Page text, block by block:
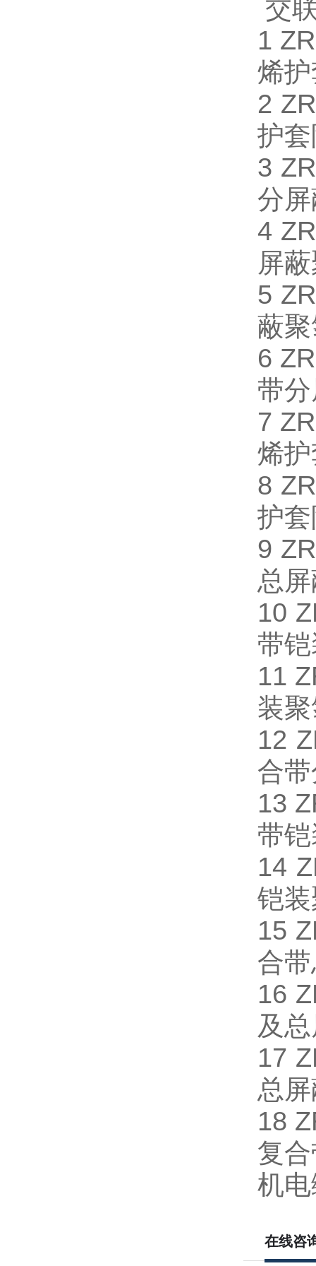
交
1
烯
2
护
3
分
4
屏
5
蔽
6
带
7
烯
8
护
9
总
10
带
11
装
12
合
13
带
14
铠
15
合
16
及
17
总
18
复
机
在线咨